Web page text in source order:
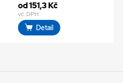
od 151,3 Kč
vč. DPH
Detail